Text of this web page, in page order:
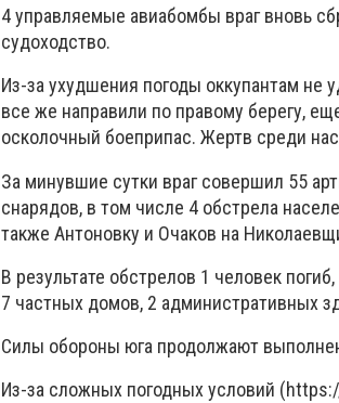
4 управляемые авиабомбы враг вновь
судоходство.
Из-за ухудшения погоды оккупантам не
все же направили по правому берегу,
осколочный боеприпас. Жертв среди
За минувшие сутки враг совершил 55
снарядов, в том числе 4 обстрела
также Антоновку и Очаков на
В результате обстрелов 1 человек
7 частных домов, 2 административных
Силы обороны юга продолжают
Из-за сложных погодных условий